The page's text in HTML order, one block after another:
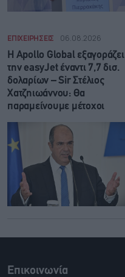
ΕΠΙΧΕΙΡΗΣΕΙΣ 06.08.2026
Η Apollo Global εξαγοράζει
την easyJet έναντι 7,7 δισ.
δολαρίων – Sir Στέλιος
Χατζηιωάννου: Θα
παραμείνουμε μέτοχοι
Επικοινωνία